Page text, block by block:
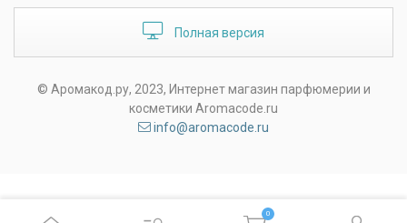
Полная версия
© Аромакод.ру, 2023, Интернет магазин парфюмерии и
косметики Aromacode.ru
info@aromacode.ru
0